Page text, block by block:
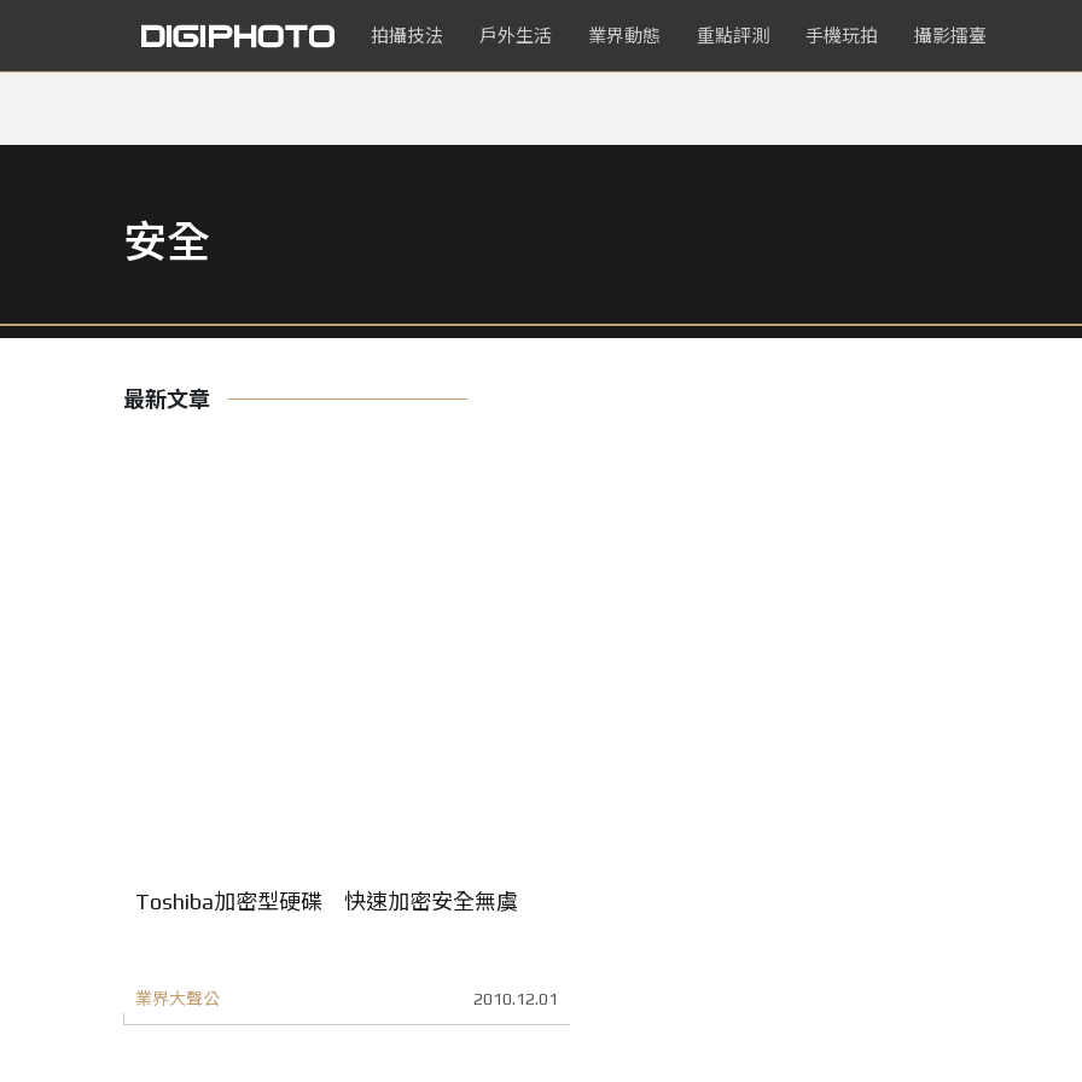
拍攝技法 戶外生活 業界動態 重點評測 手機玩拍 攝影擂臺
安全
最新文章
Toshiba加密型硬碟 快速加密安全無虞
業界大聲公 2010.12.01